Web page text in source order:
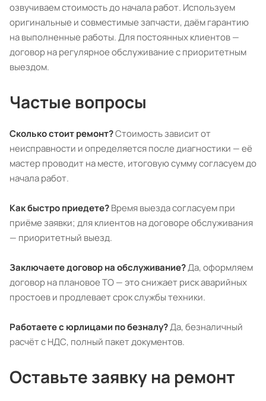
озвучиваем стоимость до начала работ. Используем
оригинальные и совместимые запчасти, даём гарантию
на выполненные работы. Для постоянных клиентов —
договор на регулярное обслуживание с приоритетным
выездом.
Частые вопросы
Сколько стоит ремонт?Стоимость зависит от
неисправности и определяется после диагностики — её
мастер проводит на месте, итоговую сумму согласуем до
начала работ.
Как быстро приедете?Время выезда согласуем при
приёме заявки; для клиентов на договоре обслуживания
— приоритетный выезд.
Заключаете договор на обслуживание?Да, оформляем
договор на плановое ТО — это снижает риск аварийных
простоев и продлевает срок службы техники.
Работаете с юрлицами по безналу?Да, безналичный
расчёт с НДС, полный пакет документов.
Оставьте заявку на ремонт